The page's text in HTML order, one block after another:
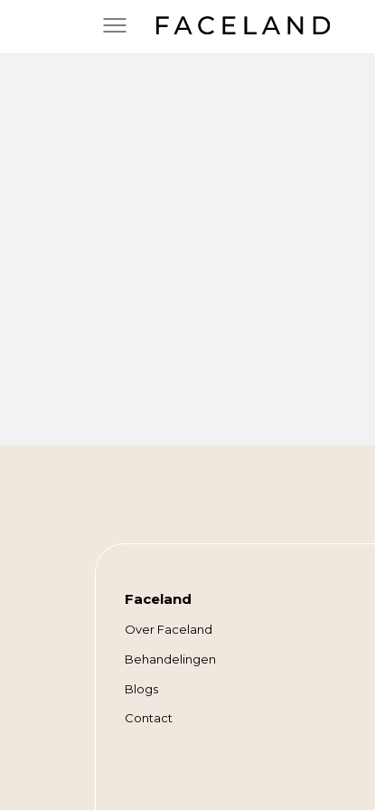
Faceland
Over Faceland
Behandelingen
Blogs
Contact